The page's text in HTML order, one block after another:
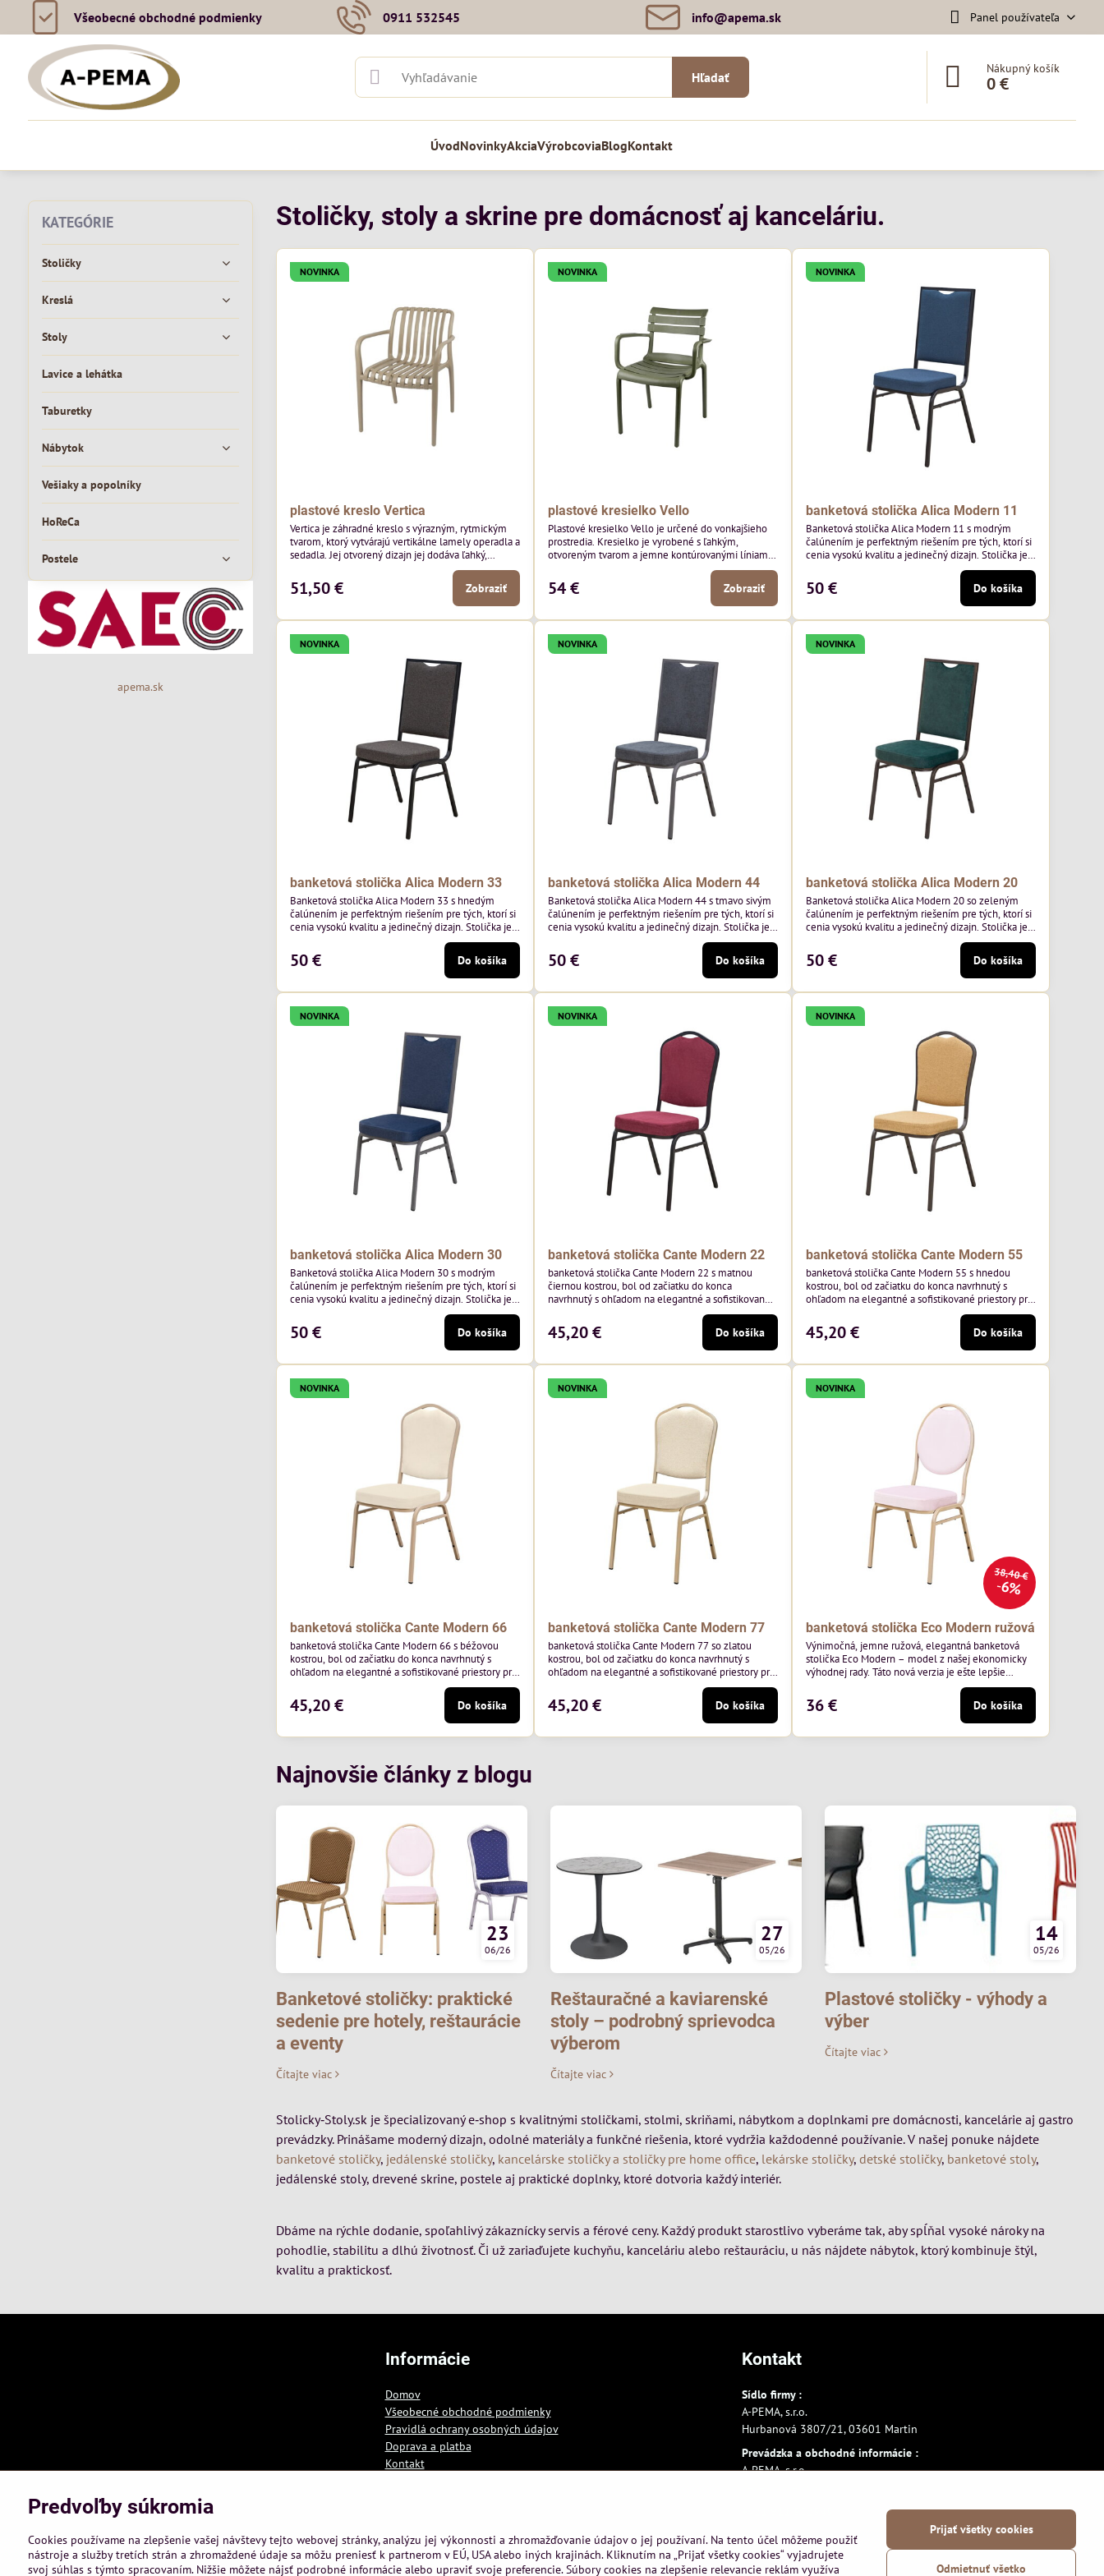
Všeobecné obchodné podmienky 0911 532545 info​@apema​.sk Panel používateľa
Hľadať
Nákupný košík
0 €
ÚvodNovinkyAkciaVýrobcoviaBlogKontakt
Stoličky, stoly a skrine pre domácnosť aj kanceláriu.
NOVINKA
plastové kreslo Vertica
Vertica je záhradné kreslo s výrazným, rytmickým
tvarom, ktorý vytvárajú vertikálne lamely operadla a
sedadla. Jej otvorený dizajn jej dodáva ľahký,
vzdušný vzhľad a robí z nej perfektný doplnok
moderných vonkajších priestorov. Tento model púta
pozornosť svojimi detailmi bez toho, aby dominoval
priestoru. Bude vyzerať skvele vo vonkajších
jedálenských priestoroch, pri bistrových stoloch a
v...
51,50 € Zobraziť
NOVINKA
plastové kresielko Vello
Plastové kresielko Vello je určené do vonkajšieho
prostredia. Kresielko je vyrobené s ľahkým,
otvoreným tvarom a jemne kontúrovanými líniami.
Horizontálne lamely operadla a jemne zaoblené
podrúčky dodávajú kresielku ležérny, letný nádych.
Tento model bude vyzerať skvele vo vonkajších
jedálenských priestoroch, pri reštauračných stoloch
a v bistrových priestoroch.
54 € Zobraziť
NOVINKA
banketová stolička Alica Modern 11
Banketová stolička Alica Modern 11 s modrým
čalúnením je perfektným riešením pre tých, ktorí si
cenia vysokú kvalitu a jedinečný dizajn. Stolička je
výnimočná použitím vysoko kvalitného modrého
čalúnenia Mossa 79 od poľského výrobcu Davis
ktorého látka má hmotnosť 325 g/m², čo zaručuje
výnimočnú odolnosť a pohodlie. Okrem toho je
látka vybavená technológiou Easy-Clean, vďaka
ktorej sa ľahko...
50 € Do košíka
NOVINKA
banketová stolička Alica Modern 33
Banketová stolička Alica Modern 33 s hnedým
čalúnením je perfektným riešením pre tých, ktorí si
cenia vysokú kvalitu a jedinečný dizajn. Stolička je
výnimočná použitím vysoko kvalitného hnedého
čalúnenia Mossa 29 od poľského výrobcu Davis
ktorého látka má hmotnosť 325 g/m², čo zaručuje
výnimočnú odolnosť a pohodlie. Okrem toho je
látka vybavená technológiou Easy-Clean, vďaka
ktorej sa ľahko...
50 € Do košíka
NOVINKA
banketová stolička Alica Modern 44
Banketová stolička Alica Modern 44 s tmavo sivým
čalúnením je perfektným riešením pre tých, ktorí si
cenia vysokú kvalitu a jedinečný dizajn. Stolička je
výnimočná použitím vysoko kvalitného tmavo
sivého zamatového čalúnenia od poľského výrobcu
Davis ktorého látka má hmotnosť 390 g/m², čo
zaručuje výnimočnú odolnosť a pohodlie. Sivá farba
kostry.
50 € Do košíka
NOVINKA
banketová stolička Alica Modern 20
Banketová stolička Alica Modern 20 so zeleným
čalúnením je perfektným riešením pre tých, ktorí si
cenia vysokú kvalitu a jedinečný dizajn. Stolička je
výnimočná použitím vysoko kvalitného tmavo
zeleného zamatového čalúnenia od poľského
výrobcu Davis ktorého látka má hmotnosť 390
g/m², čo zaručuje výnimočnú odolnosť a pohodlie.
Kostra je tmavo hnedá.
50 € Do košíka
NOVINKA
banketová stolička Alica Modern 30
Banketová stolička Alica Modern 30 s modrým
čalúnením je perfektným riešením pre tých, ktorí si
cenia vysokú kvalitu a jedinečný dizajn. Stolička je
výnimočná použitím vysoko kvalitného modrého
zamatového čalúnenia od poľského výrobcu Davis
ktorého látka má hmotnosť 390 g/m², čo zaručuje
50 € Do košíka
NOVINKA
banketová stolička Cante Modern 22
banketová stolička Cante Modern 22 s matnou
čiernou kostrou, bol od začiatku do konca
navrhnutý s ohľadom na elegantné a sofistikované
priestory pre pohostinstvá. Má matný čierny rám a
bordová zamatové čalúnenie Soro 68 od poľskej
značky Davis – bordový odtieň s mäkkým
zamatovým povrchom. Stolička kombinuje klasický
dizajn s modernou funkčnosťou. Je odolná,
pohodlná a pripravená na každodenné...
45,20 € Do košíka
NOVINKA
banketová stolička Cante Modern 55
banketová stolička Cante Modern 55 s hnedou
kostrou, bol od začiatku do konca navrhnutý s
ohľadom na elegantné a sofistikované priestory pre
pohostinstvá. Má hnedý rám a medovo tónované
čalúnenie Moss 48 od poľskej značky Davis –
medový odtieň s mäkkým povrchom - je ideálna do
svetlých priestorov. Stolička kombinuje klasický
dizajn s modernou funkčnosťou. Je odolná,
pohodlná a pripravená na...
45,20 € Do košíka
NOVINKA
banketová stolička Cante Modern 66
banketová stolička Cante Modern 66 s béžovou
kostrou, bol od začiatku do konca navrhnutý s
ohľadom na elegantné a sofistikované priestory pre
pohostinstvá. Má béžový rám a čalúnenie Soro 02
od poľskej značky Davis – béžová farba s mäkkým
povrchom je ideálna do svetlých priestorov.
Stolička kombinuje klasický dizajn s modernou
funkčnosťou. Je odolná, pohodlná a pripravená na
45,20 € Do košíka
NOVINKA
banketová stolička Cante Modern 77
banketová stolička Cante Modern 77 so zlatou
kostrou, bol od začiatku do konca navrhnutý s
ohľadom na elegantné a sofistikované priestory pre
pohostinstvá. Má zlatý rám a čalúnenie Moss 07 od
poľskej značky Davis – béžová farba s mäkkým
povrchom je ideálna do svetlých priestorov.
Stolička kombinuje klasický dizajn s modernou
funkčnosťou. Je odolná, pohodlná a pripravená na
45,20 € Do košíka
38,40 €
6%
NOVINKA
banketová stolička Eco Modern ružová
Výnimočná, jemne ružová, elegantná banketová
stolička Eco Modern – model z našej ekonomicky
výhodnej rady. Táto nová verzia je ešte lepšie
prispôsobená potrebám moderných pohostinských
priestorov, ako sú hotely a reštaurácie. Medzi jej
charakteristické znaky patrí zamatové ružové
čalúnenie s gramážou 210 g/m2, odolný oceľový
rám, stohovateľný až 19 kusov a stolička unesie až
36 € Do košíka
Najnovšie články z blogu
23
06/26
Banketové stoličky: praktické
sedenie pre hotely, reštaurácie
a eventy
Čítajte viac
27
05/26
Reštauračné a kaviarenské
stoly – podrobný sprievodca
výberom
Čítajte viac
14
05/26
Plastové stoličky - výhody a
výber
Čítajte viac
Stolicky‑Stoly.sk je špecializovaný e‑shop s kvalitnými stoličkami, stolmi, skriňami, nábytkom a doplnkami pre domácnosti, kancelárie aj gastro
prevádzky. Prinášame moderný dizajn, odolné materiály a funkčné riešenia, ktoré vydržia každodenné používanie. V našej ponuke nájdete
banketové stoličky, jedálenské stoličky, kancelárske stoličky a stoličky pre home office, lekárske stoličky,detské stoličky, banketové stoly,
jedálenské stoly, drevené skrine, postele aj praktické doplnky, ktoré dotvoria každý interiér.
Dbáme na rýchle dodanie, spoľahlivý zákaznícky servis a férové ceny. Každý produkt starostlivo vyberáme tak, aby spĺňal vysoké nároky na
pohodlie, stabilitu a dlhú životnosť. Či už zariaďujete kuchyňu, kanceláriu alebo reštauráciu, u nás nájdete nábytok, ktorý kombinuje štýl,
kvalitu a praktickosť.
KATEGÓRIE
Stoličky
Kreslá
Stoly
Lavice a lehátka
Taburetky
Nábytok
Vešiaky a popolníky
HoReCa
Postele
apema.sk
Informácie
Domov
Všeobecné obchodné podmienky
Pravidlá ochrany osobných údajov
Doprava a platba
Kontakt
Kontakt
Sídlo firmy :
A-PEMA, s.r.o.
Hurbanová 3807/21, 03601 Martin
Prevádzka a obchodné informácie :
A-PEMA, s.r.o.
+421 903 807209
Predvoľby súkromia
Cookies používame na zlepšenie vašej návštevy tejto webovej stránky, analýzu jej výkonnosti a zhromažďovanie údajov o jej používaní. Na tento účel môžeme použiť
nástroje a služby tretích strán a zhromaždené údaje sa môžu preniesť k partnerom v EÚ, USA alebo iných krajinách. Kliknutím na „Prijať všetky cookies“ vyjadrujete
svoj súhlas s týmto spracovaním. Nižšie môžete nájsť podrobné informácie alebo upraviť svoje preferencie. Súbory cookies na zlepšenie relevancie reklám využíva
Prijať všetky cookies
Odmietnuť všetko